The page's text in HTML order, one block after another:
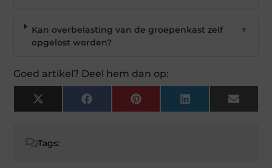
Kan overbelasting van de groepenkast zelf
opgelost worden?
▼
Goed artikel? Deel hem dan op:
X
(Twitter)
Facebook Pinterest LinkedIn Email
Tags: